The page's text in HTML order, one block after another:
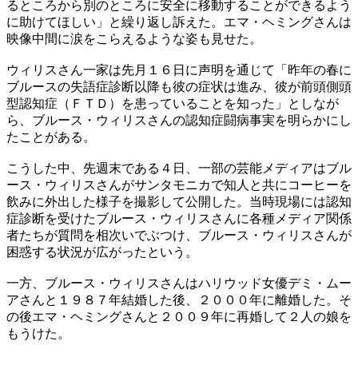
るところから別のところに安全に移動することができるよう
に助けてほしい」と繰り返し訴えた。エマ・ヘミングさんは
映像中間に涙をこらえるような姿も見せた。
ウィリスさん一家は先月１６日に声明を通じて「昨年の春に
ブルースの失語症診断以降も彼の症状は進み、彼が前頭側頭
型認知症（ＦＴＤ）を患っていることを知った」としなが
ら、ブルース・ウィリスさんの認知症闘病事実を明らかにし
たことがある。
こうした中、先週末である４日、一部の芸能メディアはブル
ース・ウィリスさんがサンタモニカで知人と共にコーヒーを
飲みに外出した様子を撮影して公開した。当時現場には認知
症診断を受けたブルース・ウィリスさんに各種メディア関係
者たちが質問を相次いでぶつけ、ブルース・ウィリスさんが
困惑する状況が広がったという。
一方、ブルース・ウィリスさんはハリウッド女優デミ・ムー
アさんと１９８７年結婚した後、２０００年に離婚した。そ
の後エマ・ヘミングさんと２００９年に再婚して２人の娘を
もうけた。